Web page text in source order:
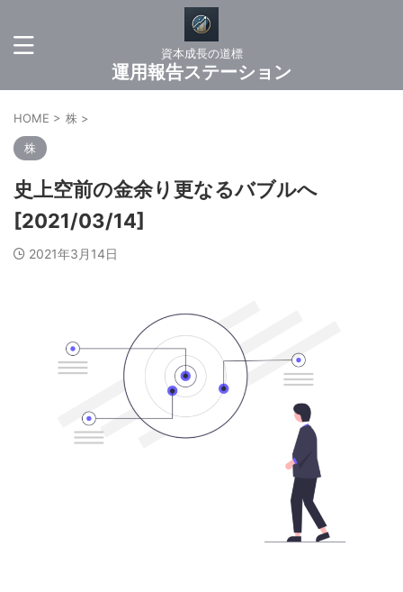
資本成長の道標
運用報告ステーション
HOME > 株 >
株
史上空前の金余り更なるバブルへ
[2021/03/14]
2021年3月14日